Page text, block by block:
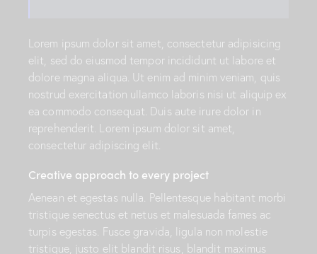
Lorem ipsum dolor sit amet, consectetur adipisicing
elit, sed do eiusmod tempor incididunt ut labore et
dolore magna aliqua. Ut enim ad minim veniam, quis
nostrud exercitation ullamco laboris nisi ut aliquip ex
ea commodo consequat. Duis aute irure dolor in
reprehenderit. Lorem ipsum dolor sit amet,
consectetur adipiscing elit.
Creative approach to every project
Aenean et egestas nulla. Pellentesque habitant morbi
tristique senectus et netus et malesuada fames ac
turpis egestas. Fusce gravida, ligula non molestie
tristique, justo elit blandit risus, blandit maximus